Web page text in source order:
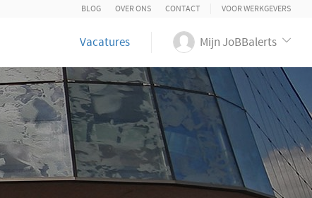
BLOG OVER ONS CONTACT VOOR WERKGEVERS
Vacatures Mijn JoBBalerts